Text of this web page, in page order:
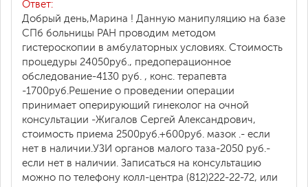
Ответ:
Добрый день,Марина ! Данную манипуляцию на базе
СПб больницы РАН проводим методом
гистероскопии в амбулаторных условиях. Стоимость
процедуры 24050руб., предоперационное
обследование-4130 руб. , конс. терапевта
-1700руб.Решение о проведении операции
принимает оперирующий гинеколог на очной
консультации -Жигалов Сергей Александрович,
стоимость приема 2500руб.+600руб. мазок .- если
нет в наличии.УЗИ органов малого таза-2050 руб.-
если нет в наличии. Записаться на консультацию
можно по телефону колл-центра (812)222-22-72, или